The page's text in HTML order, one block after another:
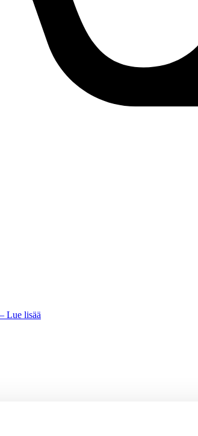
Lue lisää
ja käyttäjäkokemusta asiakkaalle parhaiten